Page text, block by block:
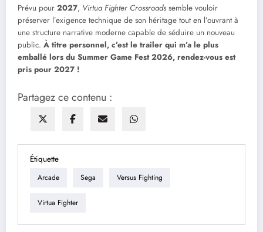
Prévu pour 2027, Virtua Fighter Crossroads semble vouloir
préserver l’exigence technique de son héritage tout en l’ouvrant à
une structure narrative moderne capable de séduire un nouveau
public. À titre personnel, c’est le trailer qui m’a le plus
emballé lors du Summer Game Fest 2026, rendez-vous est
pris pour 2027 !
Partagez ce contenu :
Étiquette
Arcade Sega Versus Fighting
Virtua Fighter